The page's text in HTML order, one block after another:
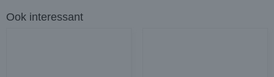
Ook interessant